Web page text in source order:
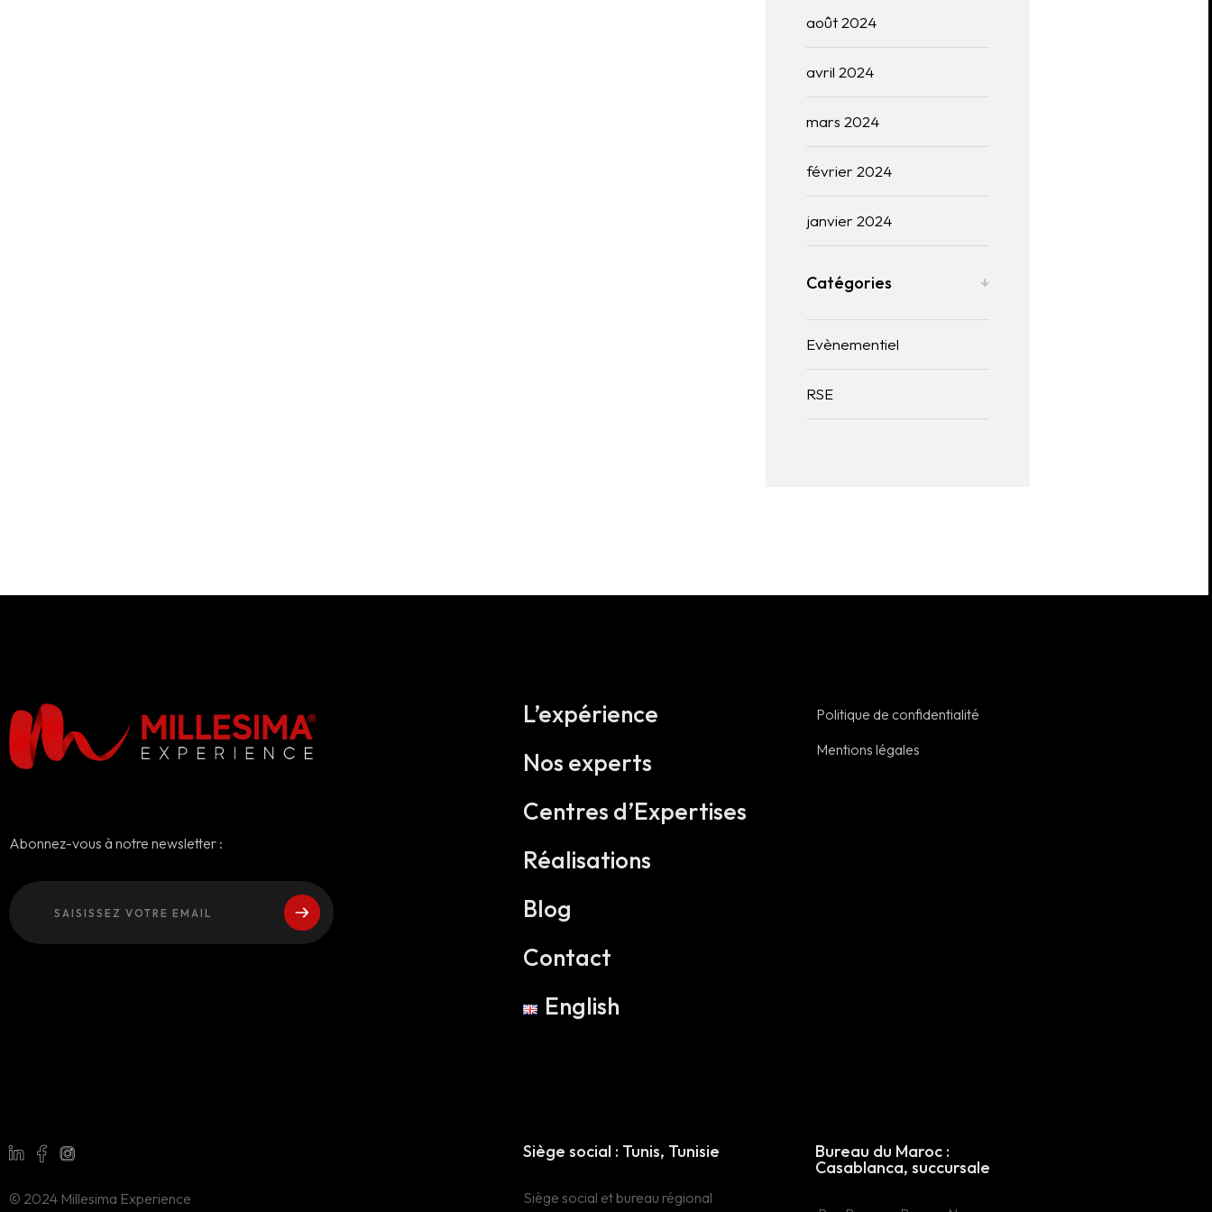
Siège et Bureau
Maroc Filiale
août 2024
avril 2024
mars 2024
février 2024
janvier 2024
Catégories
Evènementiel
RSE
Abonnez-vous à notre newsletter :
L’expérience
Nos experts
Centres d’Expertises
Réalisations
Blog
Contact
English
Politique de confidentialité
Mentions légales
© 2024 Millesima Experience
Siège social : Tunis, Tunisie
Siège social et bureau régional
Bureau du Maroc :
Casablanca, succursale